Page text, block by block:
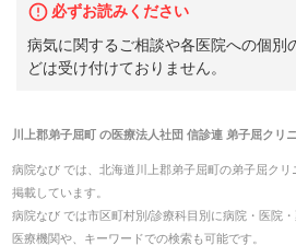
必ずお読みください
病気に関するご相談や各医院への個別
どは受け付けておりません。
川上郡弟子屈町の医療法人社団 信診連 弟子屈クリ
病院なび では、 北海道 川上郡弟子屈町の弟子屈クリ
掲載しています。
病院なび では市区町村別/診療科目別に病院・医院
医療機関や、キーワードでの検索も可能です。